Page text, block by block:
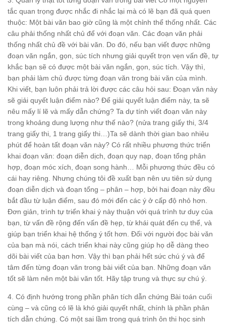
tắc quan trọng được nhắc đi nhắc lại mà có lẽ bạn đã quá quen
thuộc: Một bài văn bao giờ cũng là một chỉnh thể thống nhất. Các
câu phải thống nhất chủ để với đoạn văn. Các đoạn văn phải
thống nhất chủ đề với bài văn. Do đó, nếu bạn viết được những
đoạn văn ngắn, gọn, súc tích nhưng giải quyết trọn vẹn vấn đề, tự
khắc bạn sẽ có được một bài văn ngắn, gọn, súc tích. Vậy thì,
bạn phải làm chủ được từng đoạn văn trong bài văn của mình.
Khi viết, bạn luôn phải trả lời được các câu hỏi sau: Đoạn văn này
sẽ giải quyết luận điểm nào? Để giải quyết luận điểm này, ta sẽ
nêu mấy lí lẽ và mấy dẫn chứng? Ta dự tính viết đoạn văn này
trong khoảng dung lượng như thế nào? (nửa trang giấy thi, 3/4
trang giấy thi, 1 trang giấy thi…)Ta sẽ dành thời gian bao nhiêu
phút để hoàn tất đoạn văn này? Có rất nhiều phương thức triển
khai đoạn văn: đoạn diễn dịch, đoạn quy nạp, đoạn tổng phân
hợp, đoạn móc xích, đoạn song hành… Mỗi phương thức đều có
cái hay riêng. Nhưng chúng tôi đề xuất bạn nên ưu tiên sử dụng
đoạn diễn dịch và đoạn tổng – phân – hợp, bởi hai đoạn này đều
bắt đầu từ luận điểm, sau đó mới đến các ý ở cấp độ nhỏ hơn.
Đơn giản, trình tự triển khai ý này thuận với quá trình tư duy của
bạn, từ vấn đề rộng đến vấn đề hẹp, từ khái quát đến cụ thể, và
giúp bạn triển khai hệ thống ý tốt hơn. Đối với người đọc bài văn
của bạn mà nói, cách triển khai này cũng giúp họ dễ dàng theo
dõi bài viết của bạn hơn. Vậy thì bạn phải hết sức chú ý và để
tâm đến từng đoạn văn trong bài viết của bạn. Những đoạn văn
tốt sẽ làm nên một bài văn tốt. Hãy tập trung và thực sự chú ý.
4. Có định hướng trong phần phân tích dẫn chứng Bài toán cuối
cùng – và cũng có lẽ là khó giải quyết nhất, chính là phần phân
tích dẫn chứng. Có một sai lầm trong quá trình ôn thi học sinh